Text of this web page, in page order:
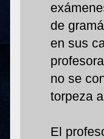
de
en sus
no se
torpeza
El